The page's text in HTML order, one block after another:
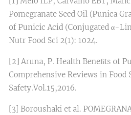
Pomegranate Seed Oil (Punica
of Punicic Acid (Conjugated α-
Nutr Food Sci 2(1): 1024.
[2] Aruna, P. Health Beneﬁts of
Comprehensive Reviews in Food
Safety.Vol.15,2016.
[3] Boroushaki et al.